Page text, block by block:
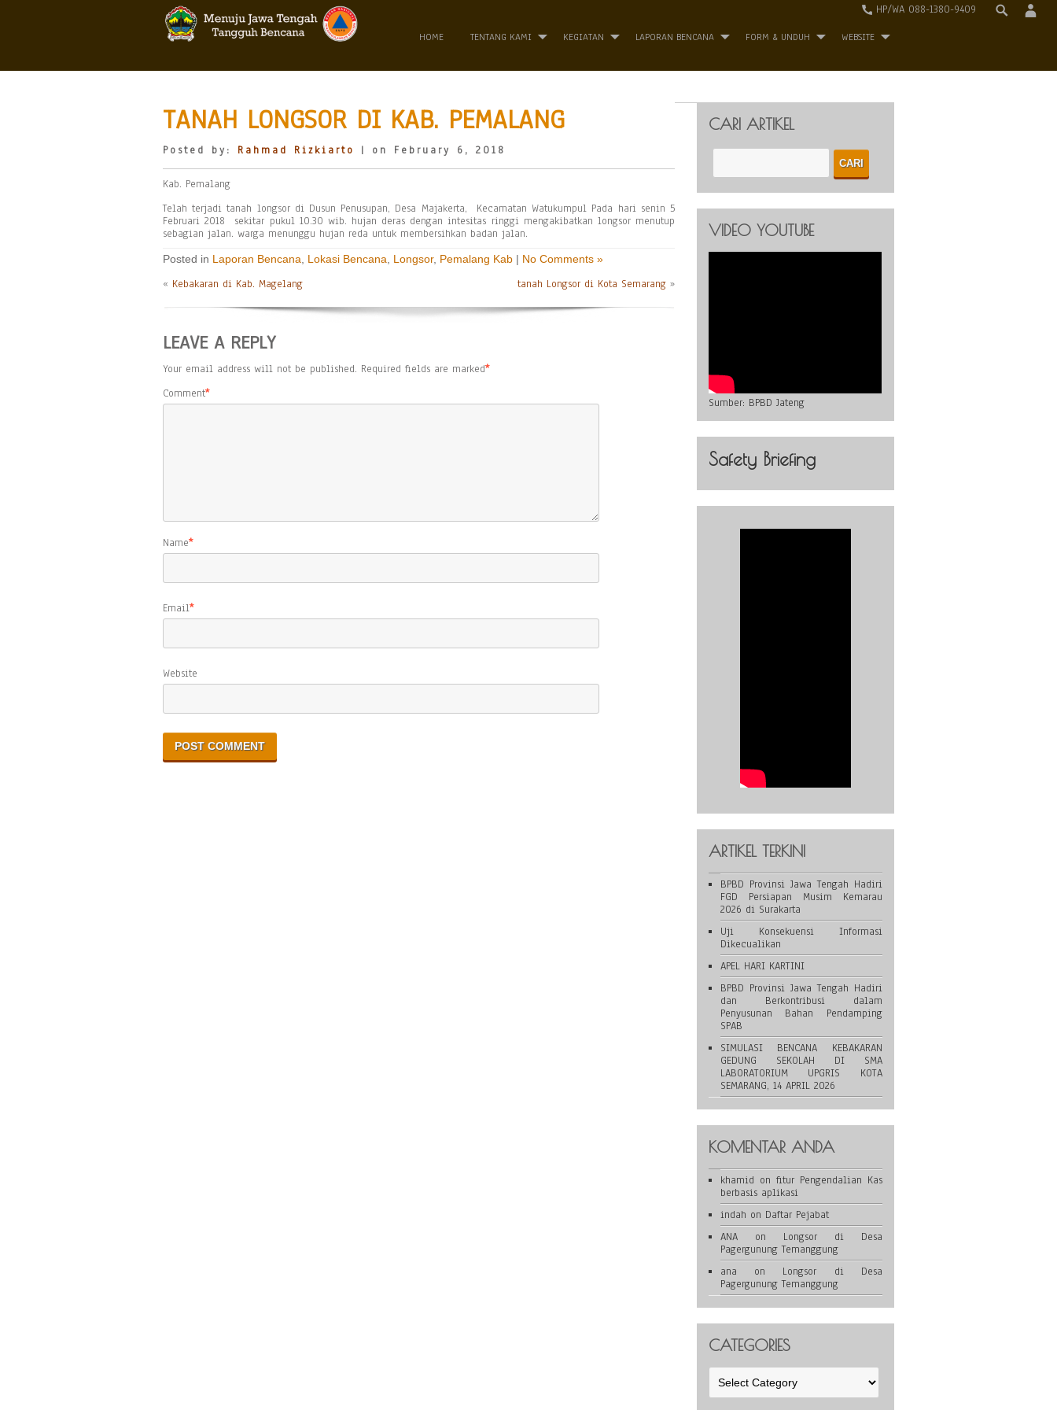
HP/WA 088-1380-9409
HOME TENTANG KAMI KEGIATAN LAPORAN BENCANA FORM & UNDUH WEBSITE
TANAH LONGSOR DI KAB. PEMALANG
Posted by: Rahmad Rizkiarto | on February 6, 2018
Kab. Pemalang
Telah terjadi tanah longsor di Dusun Penusupan, Desa Majakerta, Kecamatan Watukumpul Pada hari senin 5
Februari 2018 sekitar pukul 10.30 wib. hujan deras dengan intesitas ringgi mengakibatkan longsor menutup
sebagian jalan. warga menunggu hujan reda untuk membersihkan badan jalan.
Posted in Laporan Bencana Lokasi Bencana Longsor, Pemalang Kab | No Comments »
« Kebakaran di Kab. Magelang tanah Longsor di Kota Semarang »
LEAVE A REPLY
Your email address will not be published. Required fields are marked*
Comment*
Name*
Email*
Website
CARI ARTIKEL
VIDEO YOUTUBE
Sumber: BPBD Jateng
Safety Briefing
ARTIKEL TERKINI
BPBD Provinsi Jawa Tengah Hadiri
FGD Persiapan Musim Kemarau
2026 di Surakarta
Uji Konsekuensi Informasi
Dikecualikan
APEL HARI KARTINI
BPBD Provinsi Jawa Tengah Hadiri
dan Berkontribusi dalam
Penyusunan Bahan Pendamping
SPAB
SIMULASI BENCANA KEBAKARAN
GEDUNG SEKOLAH DI SMA
LABORATORIUM UPGRIS KOTA
SEMARANG, 14 APRIL 2026
KOMENTAR ANDA
khamid on fitur Pengendalian Kas
berbasis aplikasi
indah on Daftar Pejabat
ANAon Longsor di Desa
Pagergunung Temanggung
ana on Longsor di Desa
Pagergunung Temanggung
CATEGORIES
Categories